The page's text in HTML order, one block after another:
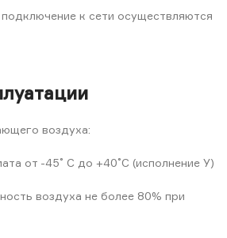
к сети осуществляются
воздуха:
от -45˚ С до +40˚С (исполнение У)
воздуха не более 80% при